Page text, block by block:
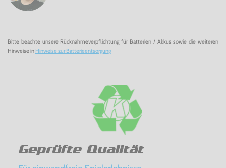
Bitte beachte unsere Rücknahmeverpflichtung für Batterien / Akkus sowie die weiteren
Hinweise in Hinweise zur Batterieentsorgung
Geprüfte Qualität